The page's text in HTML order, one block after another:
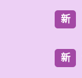
新
新